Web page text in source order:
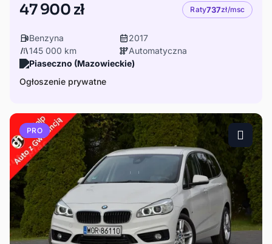
47 900 zł Raty737zł/msc
Benzyna
2017
145 000 km
Automatyczna
Piaseczno (Mazowieckie)
Ogłoszenie prywatne
PRO